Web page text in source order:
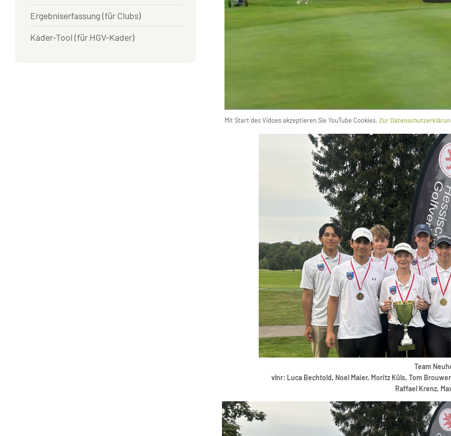
Mit Start des Vidoes akzeptieren Sie YouTube Cookies. Zur
Team
vlnr: Luca Bechtold, Noel Maier, Moritz Küls, Tom
Raffael Krenz,
Ergebniserfassung (für Clubs)
Kader-Tool (für HGV-Kader)